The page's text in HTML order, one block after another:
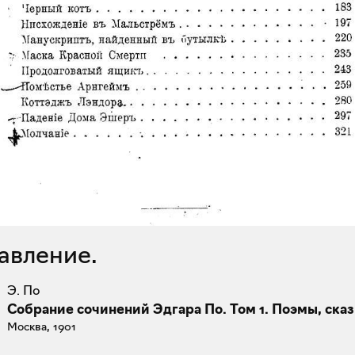
Э. По
Собрание сочинений Эдгара По. Том 1. Поэмы,
Москва, 1901